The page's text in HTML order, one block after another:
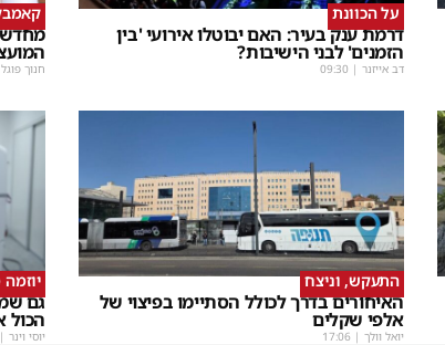
על הכוונת
דרמת ענק בעיר: האם יבוטלו אירועי 'בין
הזמנים' לבני הישיבות?
דב אייזנר |
09:30
מחדש
חנוך פוגל
התעקש, וניצח
האיחורים בדרך לכולל הסתיימו בפיצוי של
אלפי שקלים
יואל וולך |
17:06
גם
הכול
יוסי וינר |